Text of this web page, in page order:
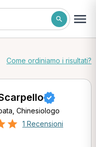
Come ordiniamo i risultati?
Chinesiologo
1 Recensioni